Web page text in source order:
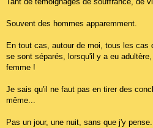
g
Souvent des hommes apparemment.
En tout cas, autour de moi, tous les cas
se sont séparés, lorsqu'il y a eu
femme !
Je sais qu'il ne faut pas en tirer des
même...
Pas un jour, une nuit, sans que j'y pense.